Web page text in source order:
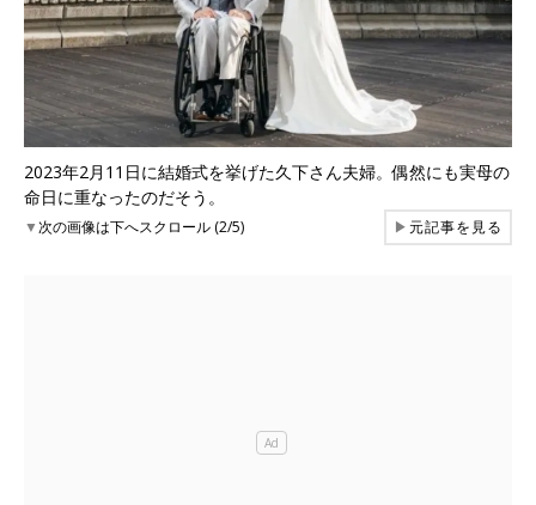
2023年2月11日に結婚式を挙げた久下さん夫婦。偶然にも実母の
命日に重なったのだそう。
▼次の画像は下へスクロール (2/5) ▶元記事を見る